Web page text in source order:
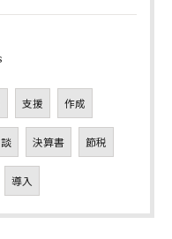
支援 作成
決算書 節税
導入